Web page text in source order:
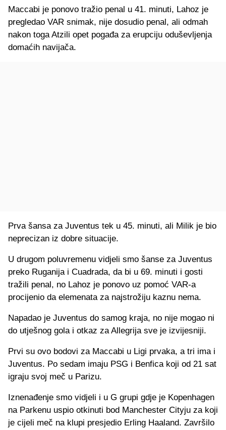
Maccabi je ponovo tražio penal u 41. minuti, Lahoz je
pregledao VAR snimak, nije dosudio penal, ali odmah
nakon toga Atzili opet pogađa za erupciju oduševljenja
domaćih navijača.
Prva šansa za Juventus tek u 45. minuti, ali Milik je bio
neprecizan iz dobre situacije.
U drugom poluvremenu vidjeli smo šanse za Juventus
preko Ruganija i Cuadrada, da bi u 69. minuti i gosti
tražili penal, no Lahoz je ponovo uz pomoć VAR-a
procijenio da elemenata za najstrožiju kaznu nema.
Napadao je Juventus do samog kraja, no nije mogao ni
do utješnog gola i otkaz za Allegrija sve je izvijesniji.
Prvi su ovo bodovi za Maccabi u Ligi prvaka, a tri ima i
Juventus. Po sedam imaju PSG i Benfica koji od 21 sat
igraju svoj meč u Parizu.
Iznenađenje smo vidjeli i u G grupi gdje je Kopenhagen
na Parkenu uspio otkinuti bod Manchester Cityju za koji
je cijeli meč na klupi presjedio Erling Haaland. Završilo